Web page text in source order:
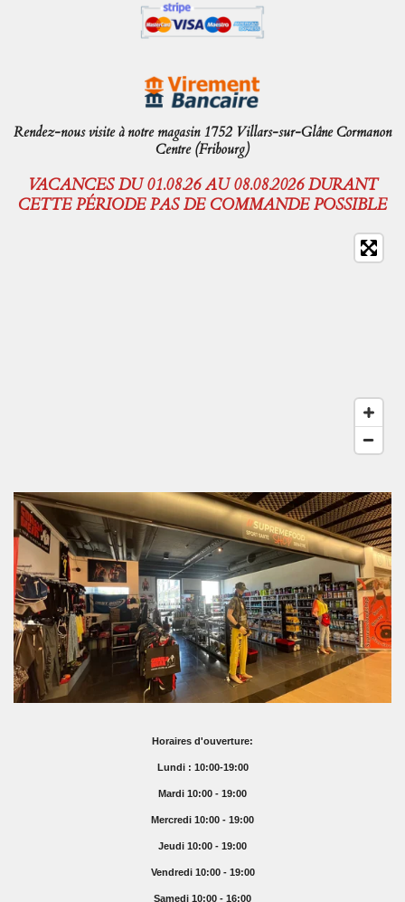
Rendez-nous visite à notre magasin 1752 Villars-sur-Glâne Cormanon
Centre (Fribourg)
VACANCES DU 01.08.26 AU 08.08.2026 DURANT
CETTE PÉRIODE PAS DE COMMANDE POSSIBLE
Horaires d'ouverture:
Lundi : 10:00-19:00
Mardi 10:00 - 19:00
Mercredi 10:00 - 19:00
Jeudi 10:00 - 19:00
Vendredi 10:00 - 19:00
Samedi 10:00 - 16:00